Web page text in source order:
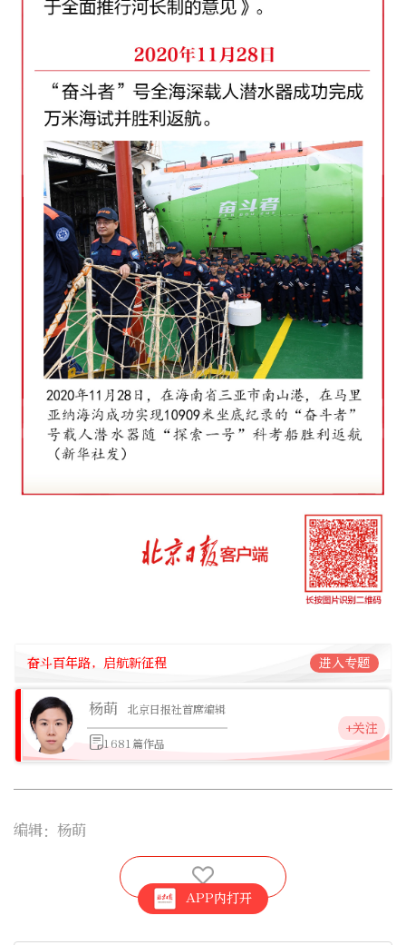
奋斗百年路，启航新征程 进入专题
杨萌 北京日报社首席编辑
1681篇作品
+关注
编辑：杨萌
APP内打开